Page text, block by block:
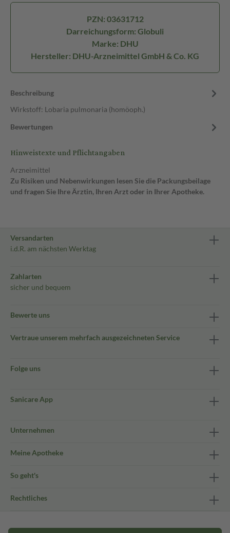
PZN: 03631712
Darreichungsform: Globuli
Marke: DHU
Hersteller: DHU-Arzneimittel GmbH & Co. KG
Beschreibung
Wirkstoff: Lobaria pulmonaria (homöoph.)
Bewertungen
Hinweistexte und Pflichtangaben
Arzneimittel
Zu Risiken und Nebenwirkungen lesen Sie die Packungsbeilage
und fragen Sie Ihre Ärztin, Ihren Arzt oder in Ihrer Apotheke.
Versandarten
i.d.R. am nächsten Werktag
Zahlarten
sicher und bequem
Bewerte uns
Vertraue unserem mehrfach ausgezeichneten Service
Folge uns
Sanicare App
Unternehmen
Meine Apotheke
So geht's
Rechtliches